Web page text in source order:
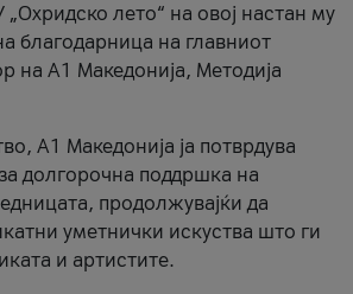
лето“ на овој настан му
благодарница на главниот
на A1 Македонија, Методија
A1 Македонија ја потврдува
долгорочна поддршка на
продолжувајќи да
уметнички искуства што ги
и артистите.